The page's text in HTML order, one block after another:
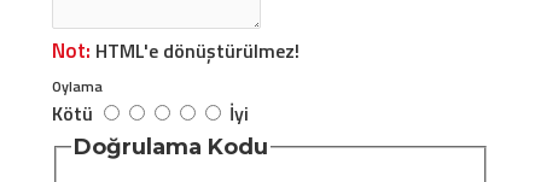
Not: HTML'e dönüştürülmez!
Oylama
Kötü İyi
Doğrulama Kodu